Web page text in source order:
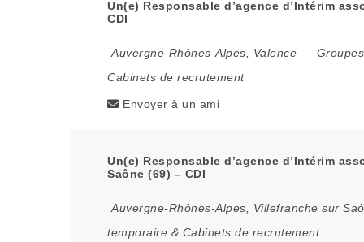
Un(e) Responsable d’agence d’Intérim
CDI
Auvergne-Rhônes-Alpes Valence
Cabinets de recrutement
Envoyer à un ami
Un(e) Responsable d’agence d’Intérim
Saône (69) – CDI
Auvergne-Rhônes-Alpes
Villefranche sur
temporaire & Cabinets de recrutement